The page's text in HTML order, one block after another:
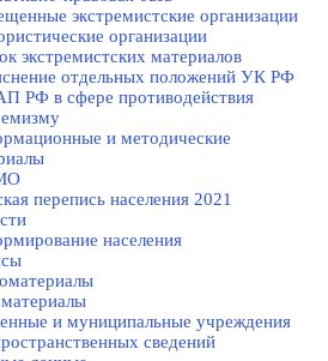
экстремистские организации
организации
экстремистских материалов
отдельных положений УК РФ
РФ в сфере противодействия
и методические
перепись населения 2021
населения
и муниципальные учреждения
сведений